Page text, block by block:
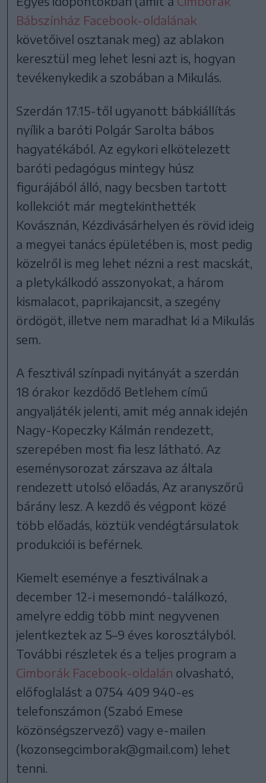
Bábszínház Facebook-oldalának
követőivel osztanak meg) az ablakon
keresztül meg lehet lesni azt is, hogyan
tevékenykedik a szobában a Mikulás.
Szerdán 17.15-től ugyanott bábkiállítás
nyílik a baróti Polgár Sarolta bábos
hagyatékából. Az egykori elkötelezett
baróti pedagógus mintegy húsz
figurájából álló, nagy becsben tartott
kollekciót már megtekinthették
Kovásznán, Kézdivásárhelyen és rövid ideig
a megyei tanács épületében is, most pedig
közelről is meg lehet nézni a rest macskát,
a pletykálkodó asszonyokat, a három
kismalacot, paprikajancsit, a szegény
ördögöt, illetve nem maradhat ki a Mikulás
sem.
A fesztivál színpadi nyitányát a szerdán
18 órakor kezdődő Betlehem című
angyaljáték jelenti, amit még annak idején
Nagy-Kopeczky Kálmán rendezett,
szerepében most fia lesz látható. Az
eseménysorozat zárszava az általa
rendezett utolsó előadás, Az aranyszőrű
bárány lesz. A kezdő és végpont közé
több előadás, köztük vendégtársulatok
produkciói is beférnek.
Kiemelt eseménye a fesztiválnak a
december 12-i mesemondó-találkozó,
amelyre eddig több mint negyvenen
jelentkeztek az 5–9 éves korosztályból.
További részletek és a teljes program a
Cimborák Facebook-oldalán olvasható,
előfoglalást a 0754 409 940-es
telefonszámon (Szabó Emese
közönségszervező) vagy e-mailen
(kozonsegcimborak@gmail.com) lehet
tenni.